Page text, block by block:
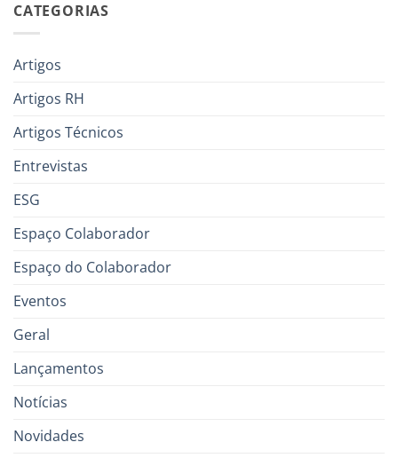
CATEGORIAS
Artigos
Artigos RH
Artigos Técnicos
Entrevistas
ESG
Espaço Colaborador
Espaço do Colaborador
Eventos
Geral
Lançamentos
Notícias
Novidades